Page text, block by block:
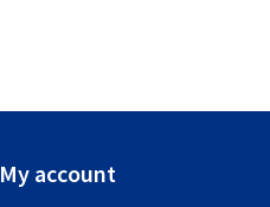
My account